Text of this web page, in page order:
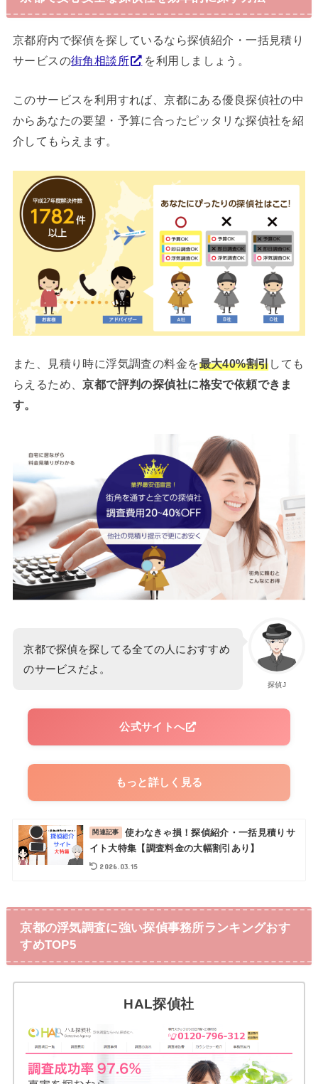
京都府内で探偵を探しているなら探偵紹介・一括見積り
サービスの街角相談所 を利用しましょう。
このサービスを利用すれば、京都にある優良探偵社の中
からあなたの要望・予算に合ったピッタリな探偵社を紹
介してもらえます。
また、見積り時に浮気調査の料金を最大40%割引 しても
らえるため、京都で評判の探偵社に格安で依頼できま
す。
探偵J
京都で探偵を探してる全ての人におすすめ
のサービスだよ。
公式サイトへ
もっと詳しく見る
使わなきゃ損！探偵紹介・一括見積りサ
イト大特集【調査料金の大幅割引あり】
2026.03.15
京都の浮気調査に強い探偵事務所ランキングおす
すめTOP5
HAL探偵社